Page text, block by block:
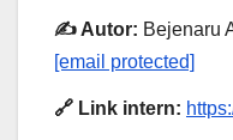
✍️ Autor: Bejenaru
[email protected]
🔗 Link intern: